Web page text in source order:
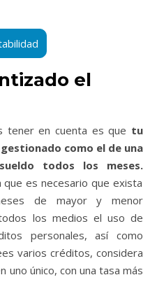
el
tener en cuenta es que tu
como el de una
todos los meses.
es necesario que exista
de mayor y menor
los medios el uso de
personales, así como
varios créditos, considera
uno único, con una tasa más